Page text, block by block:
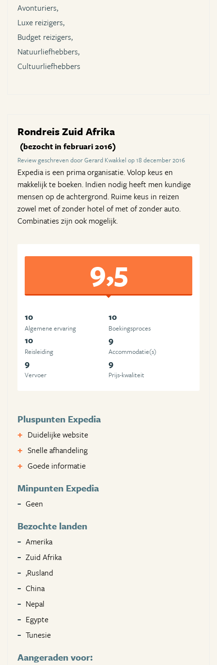
Avonturiers,
Luxe reizigers,
Budget reizigers,
Natuurliefhebbers,
Cultuurliefhebbers
Rondreis Zuid Afrika
(bezocht in februari 2016)
Review geschreven door Gerard Kwakkel op 18 december 2016
Expedia is een prima organisatie. Volop keus en
makkelijk te boeken. Indien nodig heeft men kundige
mensen op de achtergrond. Ruime keus in reizen
zowel met of zonder hotel of met of zonder auto.
Combinaties zijn ook mogelijk.
9,5
10
Algemene ervaring
10
Boekingsproces
10
Reisleiding
9
Accommodatie(s)
9
Vervoer
9
Prijs-kwaliteit
Pluspunten Expedia
Duidelijke website
Snelle afhandeling
Goede informatie
Minpunten Expedia
Geen
Bezochte landen
Amerika
Zuid Afrika
,Rusland
China
Nepal
Egypte
Tunesie
Aangeraden voor: